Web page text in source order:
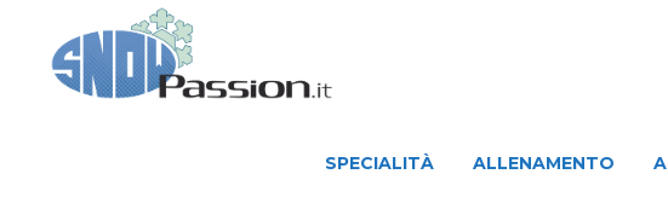
SPECIALITÀ ALLENAMENTO